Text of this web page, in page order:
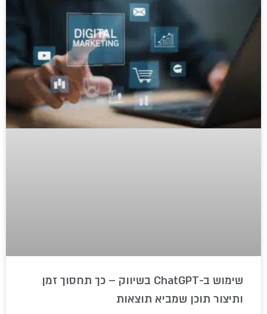
שימוש ב-ChatGPT בשיווק – כך תחסוך זמן
ותיצור תוכן שמביא תוצאות